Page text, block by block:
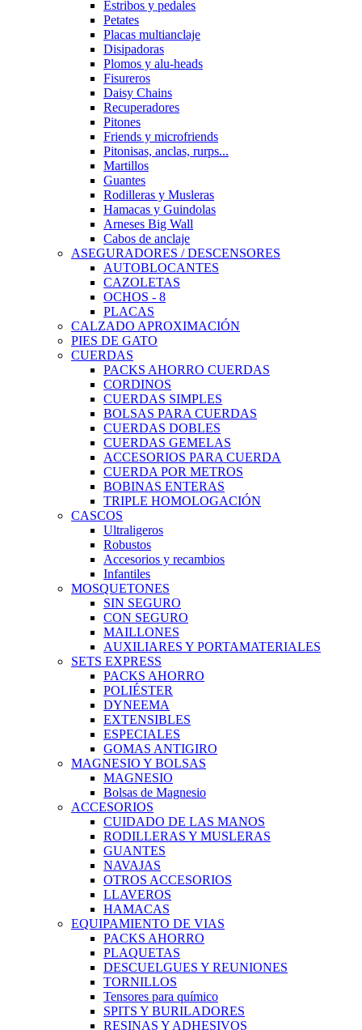
Estribos y pedales
Petates
Placas multianclaje
Disipadoras
Plomos y alu-heads
Fisureros
Daisy Chains
Recuperadores
Pitones
Friends y microfriends
Pitonisas, anclas, rurps...
Martillos
Guantes
Rodilleras y Musleras
Hamacas y Guindolas
Arneses Big Wall
Cabos de anclaje
ASEGURADORES / DESCENSORES
AUTOBLOCANTES
CAZOLETAS
OCHOS - 8
PLACAS
CALZADO APROXIMACIÓN
PIES DE GATO
CUERDAS
PACKS AHORRO CUERDAS
CORDINOS
CUERDAS SIMPLES
BOLSAS PARA CUERDAS
CUERDAS DOBLES
CUERDAS GEMELAS
ACCESORIOS PARA CUERDA
CUERDA POR METROS
BOBINAS ENTERAS
TRIPLE HOMOLOGACIÓN
CASCOS
Ultraligeros
Robustos
Accesorios y recambios
Infantiles
MOSQUETONES
SIN SEGURO
CON SEGURO
MAILLONES
AUXILIARES Y PORTAMATERIALES
SETS EXPRESS
PACKS AHORRO
POLIÉSTER
DYNEEMA
EXTENSIBLES
ESPECIALES
GOMAS ANTIGIRO
MAGNESIO Y BOLSAS
MAGNESIO
Bolsas de Magnesio
ACCESORIOS
CUIDADO DE LAS MANOS
RODILLERAS Y MUSLERAS
GUANTES
NAVAJAS
OTROS ACCESORIOS
LLAVEROS
HAMACAS
EQUIPAMIENTO DE VIAS
PACKS AHORRO
PLAQUETAS
DESCUELGUES Y REUNIONES
TORNILLOS
Tensores para químico
SPITS Y BURILADORES
RESINAS Y ADHESIVOS